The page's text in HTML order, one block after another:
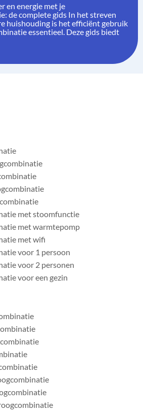
en energie met je
de complete gids In het streven
huishouding is het efficiënt gebruik
essentieel. Deze gids biedt
met stoomfunctie
met warmtepomp
met wifi
voor 1 persoon
voor 2 personen
voor een gezin